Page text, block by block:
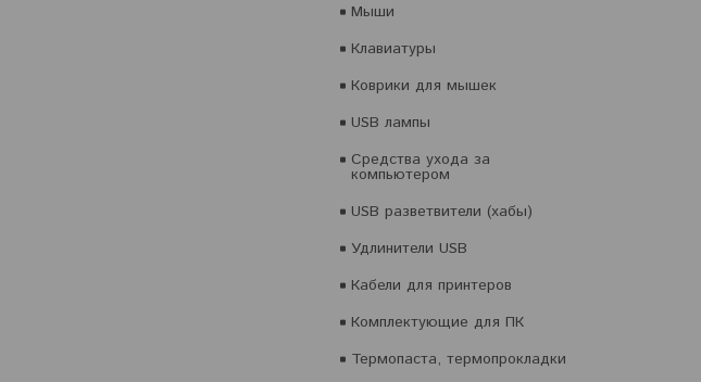
Мыши
Клавиатуры
Коврики для мышек
USB лампы
Средства ухода за
компьютером
USB разветвители (хабы)
Удлинители USB
Кабели для принтеров
Комплектующие для ПК
Термопаста, термопрокладки